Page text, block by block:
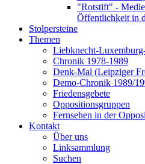
"Rotstift" -
Öffentlichkeit in
Stolpersteine
Themen
Liebknecht-
Chronik 1978-1989
Denk-Mal (Leipziger
Demo-Chronik 1989/
Friedensgebete
Oppositionsgruppen
Fernsehen in der
Kontakt
Über uns
Linksammlung
Suchen